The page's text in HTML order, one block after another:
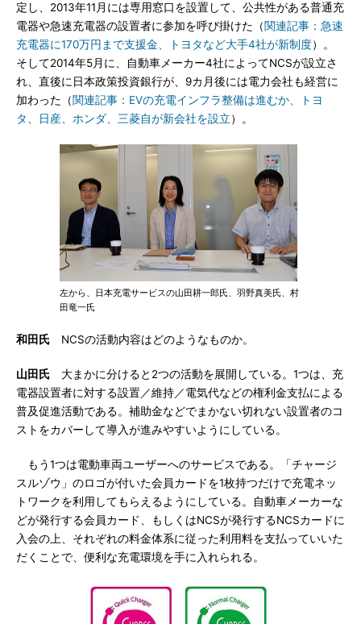
定し、2013年11月には専用窓口を設置して、公共性がある普通充
電器や急速充電器の設置者に参加を呼び掛けた（関連記事：急速
充電器に170万円まで支援金、トヨタなど大手4社が新制度）。
そして2014年5月に、自動車メーカー4社によってNCSが設立さ
れ、直後に日本政策投資銀行が、9カ月後には電力会社も経営に
加わった（関連記事：EVの充電インフラ整備は進むか、トヨ
タ、日産、ホンダ、三菱自が新会社を設立）。
左から、日本充電サービスの山田耕一郎氏、羽野真美氏、村
田竜一氏
和田氏 NCSの活動内容はどのようなものか。
山田氏 大まかに分けると2つの活動を展開している。1つは、充
電器設置者に対する設置／維持／電気代などの権利金支払による
普及促進活動である。補助金などでまかない切れない設置者のコ
ストをカバーして導入が進みやすいようにしている。
もう1つは電動車両ユーザーへのサービスである。「チャージ
スルゾウ」のロゴが付いた会員カードを1枚持つだけで充電ネッ
トワークを利用してもらえるようにしている。自動車メーカーな
どが発行する会員カード、もしくはNCSが発行するNCSカードに
入会の上、それぞれの料金体系に従った利用料を支払っていいた
だくことで、便利な充電環境を手に入れられる。